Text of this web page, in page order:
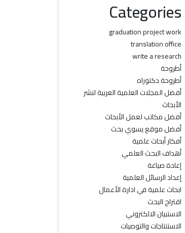
Categories
graduation project work
translation office
write a research
أطروحة
أطروحة دكتوراه
أفضل المجلات العلمية العربية لنشر
الأبحاث
أفضل مكاتب لعمل الأبحاث
أفضل موقع يسوي بحث
أفكار أبحاث علمية
أهداف البحث العلمي
إعادة صياغة
إعداد الرسائل العلمية
ابحاث علمية في ادارة الأعمال
اقتراح البحث
الاستبيان الالكتروني
الاستنتاجات والتوصيات